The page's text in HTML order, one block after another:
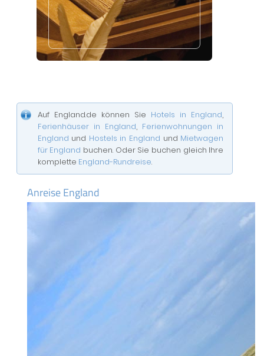
Auf England.de können Sie Hotels in England,
Ferienhäuser in England, Ferienwohnungen in
England und Hostels in England und Mietwagen
für England buchen. Oder Sie buchen gleich Ihre
komplette England-Rundreise.
Anreise England